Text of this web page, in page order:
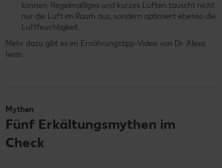
können. Regelmäßiges und kurzes Lüften tauscht nicht
nur die Luft im Raum aus, sondern optimiert ebenso die
Luftfeuchtigkeit.
Mehr dazu gibt es im Ernährungstipp-Video von Dr. Alexa
Iwan.
Mythen
Fünf Erkältungsmythen im
Check